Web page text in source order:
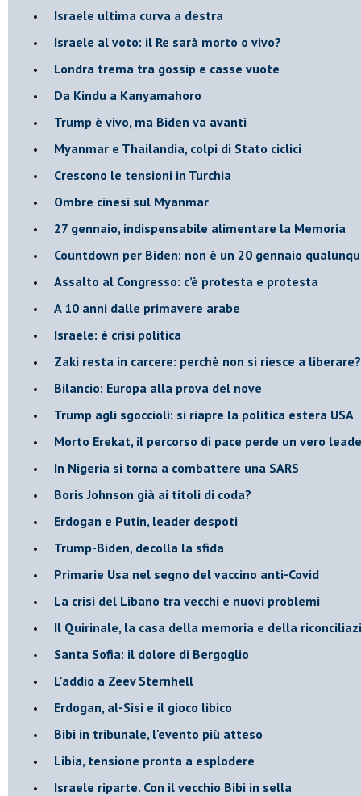
Israele ultima curva a destra
Israele al voto: il Re sarà morto o vivo?
Londra trema tra gossip e casse vuote
Da Kindu a Kanyamahoro
Trump è vivo, ma Biden va avanti
Myanmar e Thailandia, colpi di Stato ciclici
Crescono le tensioni in Turchia
Ombre cinesi sul Myanmar
27 gennaio, indispensabile alimentare la Memoria
Countdown per Biden: non è un 20 gennaio
Assalto al Congresso: c’è protesta e protesta
A 10 anni dalle primavere arabe
Israele: è crisi politica
Zaki resta in carcere: perchè non si riesce a liberare?
Bilancio: Europa alla prova del nove
Trump agli sgoccioli: si riapre la politica estera USA
Morto Erekat, il percorso di pace perde un vero
In Nigeria si torna a combattere una SARS
Boris Johnson già ai titoli di coda?
Erdogan e Putin, leader despoti
Trump-Biden, decolla la sfida
Primarie Usa nel segno del vaccino anti-Covid
La crisi del Libano tra vecchi e nuovi problemi
Il Quirinale, la casa della memoria e della
Santa Sofia: il dolore di Bergoglio
L'addio a ​Zeev Sternhell
Erdogan, al-Sisi e il gioco libico
Bibi in tribunale, l'evento più atteso
Libia, tensione pronta a esplodere
Israele riparte. Con il vecchio Bibi in sella